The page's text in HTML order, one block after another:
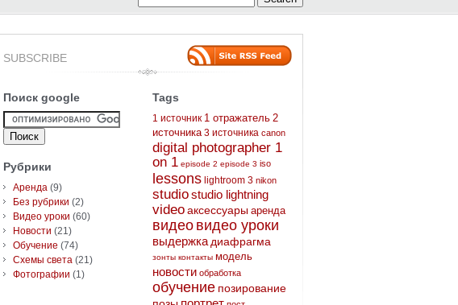
SUBSCRIBE
Поиск google
Рубрики
Аренда (9)
Без рубрики (2)
Видео уроки (60)
Новости (21)
Обучение (74)
Схемы света (21)
Фотографии (1)
Tags
1 источник 1 отражатель 2
источника 3 источника canon
digital photographer 1
on 1 episode 2 episode 3 iso
lessons lightroom 3 nikon
studiostudio lightning
video аксессуары аренда
видео видео уроки
выдержка диафрагма
зонты контакты модель
новости обработка
обучение позирование